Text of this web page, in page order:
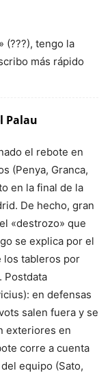
(???), tengo la
más rápido
Palau
el rebote en
(Penya, Granca,
en la final de la
De hecho, gran
«destrozo» que
se explica por el
los tableros por
Postdata
en defensas
salen fuera y se
exteriores en
corre a cuenta
equipo (Sato,